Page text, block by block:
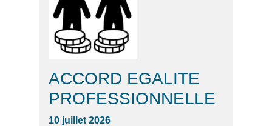
ACCORD EGALITE
PROFESSIONNELLE
10 juillet 2026